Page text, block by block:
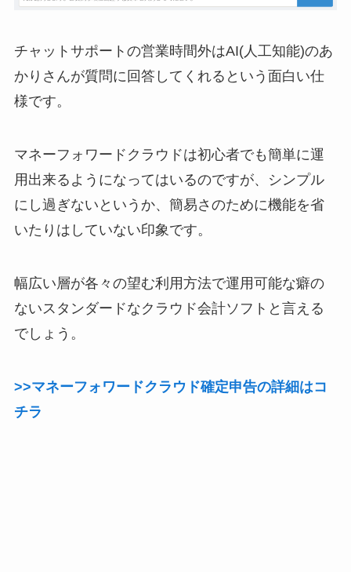
チャットサポートの営業時間外はAI(人工知能)のあ
かりさんが質問に回答してくれるという面白い仕
様です。
マネーフォワードクラウドは初心者でも簡単に運
用出来るようになってはいるのですが、シンプル
にし過ぎないというか、簡易さのために機能を省
いたりはしていない印象です。
幅広い層が各々の望む利用方法で運用可能な癖の
ないスタンダードなクラウド会計ソフトと言える
でしょう。
>>マネーフォワードクラウド確定申告の詳細はコ
チラ